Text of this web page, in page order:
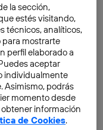
un bot
capaz de
en 2017. Este
potencia de
capacidad para
a 15 jugadores a
la sección,
estés visitando,
técnicos, analíticos,
para mostrarte
perfil elaborado a
aceptar
individualmente
Asimismo, podrás
momento desde
información
de Cookies.